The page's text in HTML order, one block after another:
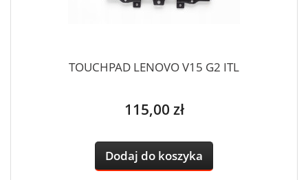
TOUCHPAD LENOVO V15 G2 ITL
Cena
115,00 zł
Dodaj do koszyka